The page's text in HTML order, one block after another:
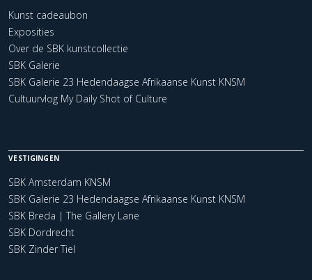
Kunst cadeaubon
Exposities
Over de SBK kunstcollectie
SBK Galerie
SBK Galerie 23 Hedendaagse Afrikaanse Kunst KNSM
Cultuurvlog My Daily Shot of Culture
VESTIGINGEN
SBK Amsterdam KNSM
SBK Galerie 23 Hedendaagse Afrikaanse Kunst KNSM
SBK Breda | The Gallery Lane
SBK Dordrecht
SBK Zinder Tiel